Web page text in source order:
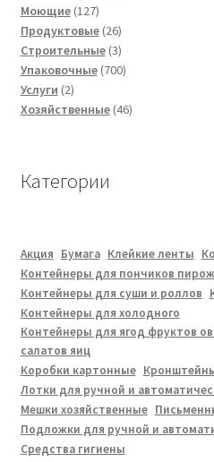
Моющие 127127
товаров
Продуктовые 2626
товаров
Строительные 33
товара
Упаковочные 700700
Услуги 22
товара
Хозяйственные 4646
Категории
Акция Бумага Клейкие ленты
Контейнеры для пончиков
Контейнеры для суши и роллов
Контейнеры для холодного
Контейнеры для ягод фруктов
салатов яиц
Коробки картонные
Лотки для ручной и
Мешки хозяйственные
Подложки для ручной и
Средства гигиены